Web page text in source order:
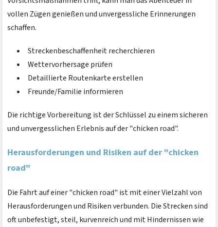
vollen Zügen genießen und unvergessliche Erinnerungen
schaffen.
Streckenbeschaffenheit recherchieren
Wettervorhersage prüfen
Detaillierte Routenkarte erstellen
Freunde/Familie informieren
Die richtige Vorbereitung ist der Schlüssel zu einem sicheren
und unvergesslichen Erlebnis auf der "chicken road".
Herausforderungen und Risiken auf der "chicken
road"
Die Fahrt auf einer "chicken road" ist mit einer Vielzahl von
Herausforderungen und Risiken verbunden. Die Strecken sind
oft unbefestigt, steil, kurvenreich und mit Hindernissen wie